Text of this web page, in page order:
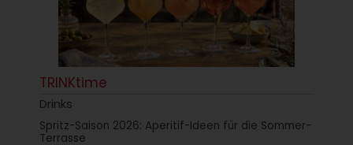
TRINKtime
Drinks
Spritz-Saison 2026: Aperitif-Ideen für die Sommer-
Terrasse